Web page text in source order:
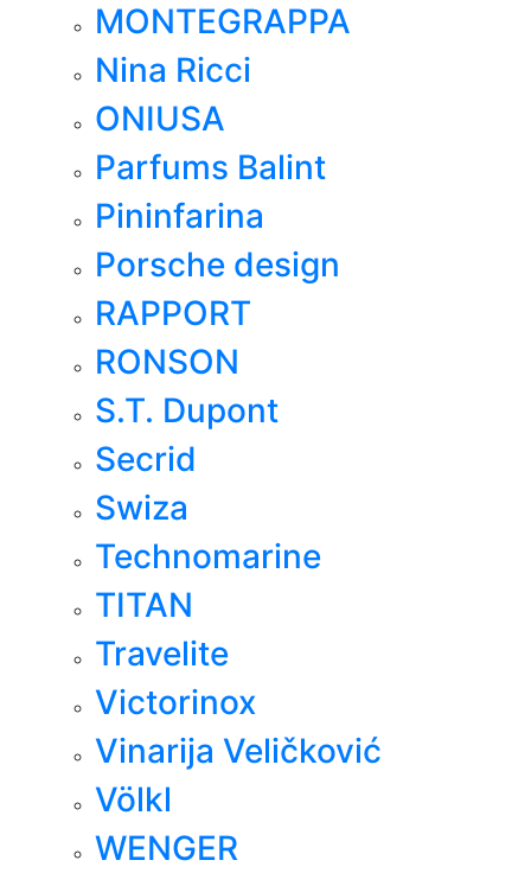
MONTEGRAPPA
Nina Ricci
ONIUSA
Parfums Balint
Pininfarina
Porsche design
RAPPORT
RONSON
S.T. Dupont
Secrid
Swiza
Technomarine
TITAN
Travelite
Victorinox
Vinarija Veličković
Völkl
WENGER